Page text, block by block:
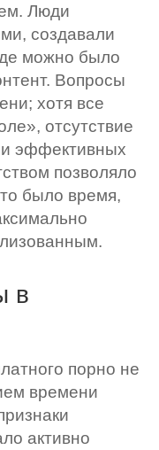
Люди
создавали
можно было
Вопросы
хотя все
отсутствие
и эффективных
позволяло
было время,
в
порно не
времени
активно